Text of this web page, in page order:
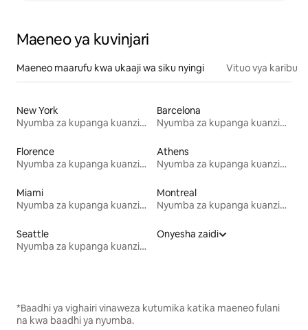
Maeneo ya kuvinjari
Maeneo maarufu kwa ukaaji wa siku nyingi Vituo vya karibu
New York
Nyumba za kupanga kuanzia mwezi mmoja
Barcelona
Nyumba za kupanga kuanzia mwezi mmoja
Florence
Nyumba za kupanga kuanzia mwezi mmoja
Athens
Nyumba za kupanga kuanzia mwezi mmoja
Miami
Nyumba za kupanga kuanzia mwezi mmoja
Montreal
Nyumba za kupanga kuanzia mwezi mmoja
Seattle
Nyumba za kupanga kuanzia mwezi mmoja
Onyesha zaidi
*Baadhi ya vighairi vinaweza kutumika katika maeneo fulani
na kwa baadhi ya nyumba.